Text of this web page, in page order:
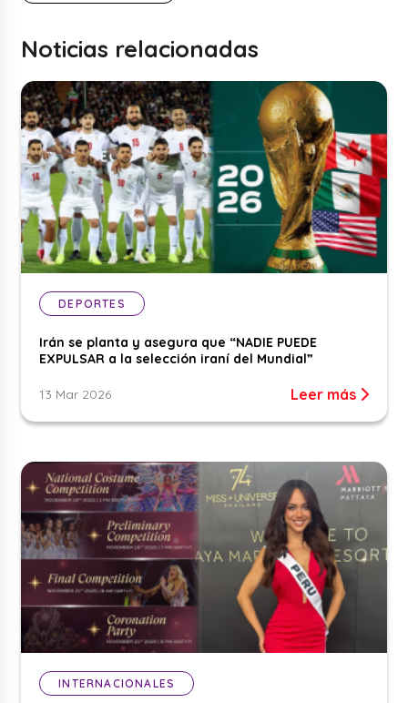
Noticias relacionadas
DEPORTES
Irán se planta y asegura que “NADIE PUEDE
EXPULSAR a la selección iraní del Mundial”
13 Mar 2026 Leer más
INTERNACIONALES